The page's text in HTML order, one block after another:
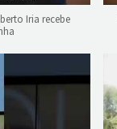
Iria recebe